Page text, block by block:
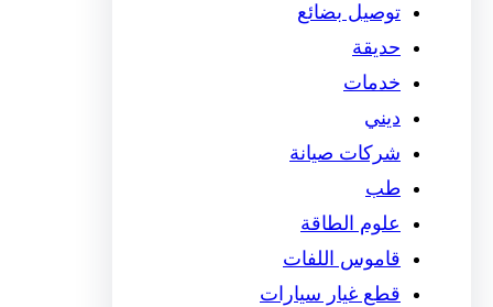
توصيل بضائع
حديقة
خدمات
ديني
شركات صيانة
طب
علوم الطاقة
قاموس اللفات
قطع غيار سيارات